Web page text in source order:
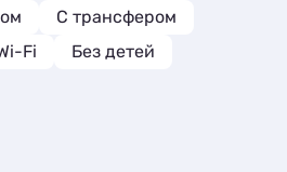
С трансфером
Fi
Без детей